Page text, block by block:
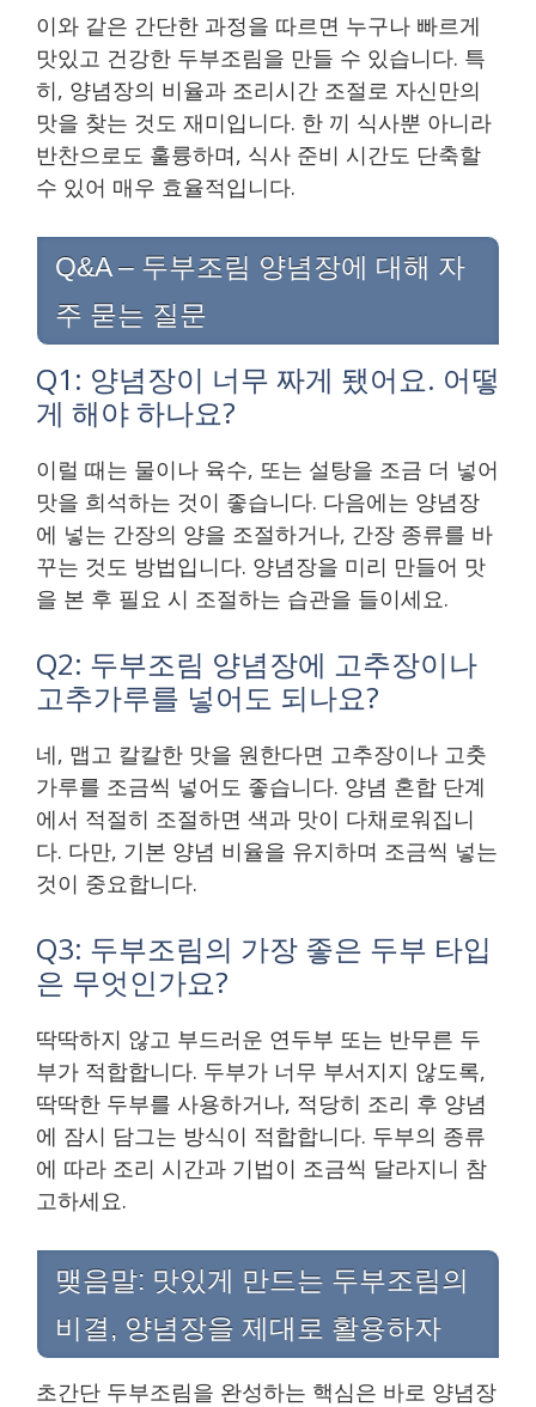
이와 같은 간단한 과정을 따르면 누구나 빠르게
맛있고 건강한 두부조림을 만들 수 있습니다. 특
히, 양념장의 비율과 조리시간 조절로 자신만의
맛을 찾는 것도 재미입니다. 한 끼 식사뿐 아니라
반찬으로도 훌륭하며, 식사 준비 시간도 단축할
수 있어 매우 효율적입니다.
Q&A – 두부조림 양념장에 대해 자
주 묻는 질문
Q1: 양념장이 너무 짜게 됐어요. 어떻
게 해야 하나요?
이럴 때는 물이나 육수, 또는 설탕을 조금 더 넣어
맛을 희석하는 것이 좋습니다. 다음에는 양념장
에 넣는 간장의 양을 조절하거나, 간장 종류를 바
꾸는 것도 방법입니다. 양념장을 미리 만들어 맛
을 본 후 필요 시 조절하는 습관을 들이세요.
Q2: 두부조림 양념장에 고추장이나
고추가루를 넣어도 되나요?
네, 맵고 칼칼한 맛을 원한다면 고추장이나 고춧
가루를 조금씩 넣어도 좋습니다. 양념 혼합 단계
에서 적절히 조절하면 색과 맛이 다채로워집니
다. 다만, 기본 양념 비율을 유지하며 조금씩 넣는
것이 중요합니다.
Q3: 두부조림의 가장 좋은 두부 타입
은 무엇인가요?
딱딱하지 않고 부드러운 연두부 또는 반무른 두
부가 적합합니다. 두부가 너무 부서지지 않도록,
딱딱한 두부를 사용하거나, 적당히 조리 후 양념
에 잠시 담그는 방식이 적합합니다. 두부의 종류
에 따라 조리 시간과 기법이 조금씩 달라지니 참
고하세요.
맺음말: 맛있게 만드는 두부조림의
비결, 양념장을 제대로 활용하자
초간단 두부조림을 완성하는 핵심은 바로 양념장